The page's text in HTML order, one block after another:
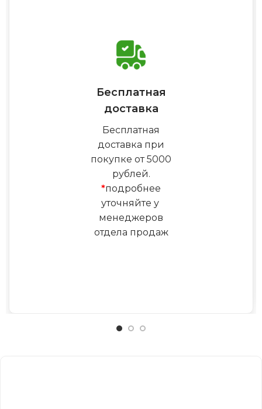
Бесплатная
доставка
Бесплатная
доставка при
покупке от 5000
рублей.
*подробнее
уточняйте у
менеджеров
отдела продаж